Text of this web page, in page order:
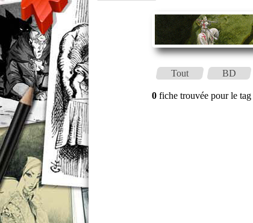
Tout BD
0 fiche trouvée pour le tag